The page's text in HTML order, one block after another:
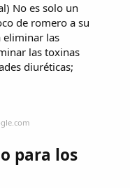
No es solo un
de romero a su
eliminar las
las toxinas
diuréticas;
para los